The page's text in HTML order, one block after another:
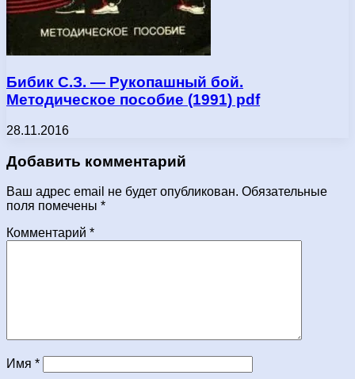
Бибик С.З. — Рукопашный бой.
Методическое пособие (1991) pdf
28.11.2016
Добавить комментарий
Ваш адрес email не будет опубликован. Обязательные
поля помечены *
Комментарий *
Имя *